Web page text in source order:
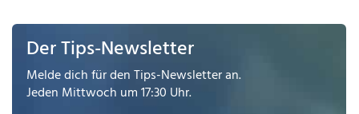
Der Tips-Newsletter
Melde dich für den Tips-Newsletter an.
Jeden Mittwoch um 17:30 Uhr.